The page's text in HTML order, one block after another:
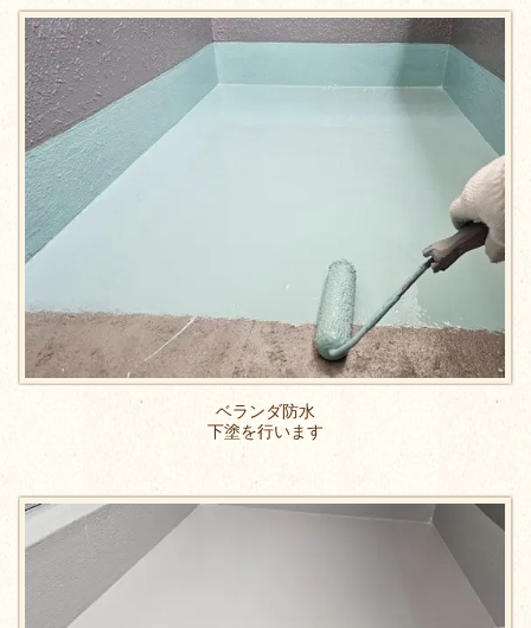
ベランダ防水
下塗を行います